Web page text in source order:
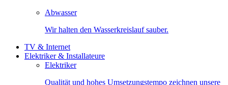
Abwasser
Wir halten den Wasserkreislauf sauber.
TV & Internet
Elektriker & Installateure
Elektriker
Qualität und hohes Umsetzungstempo zeichnen unsere